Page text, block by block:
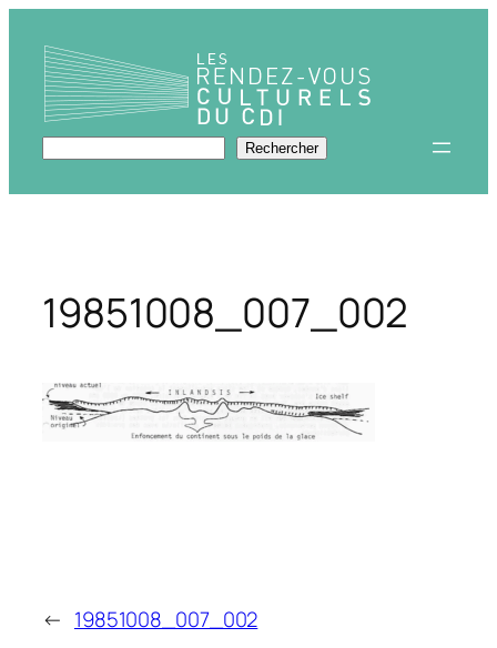
contenu
Rechercher Rechercher
19851008_007_002
← 19851008_007_002